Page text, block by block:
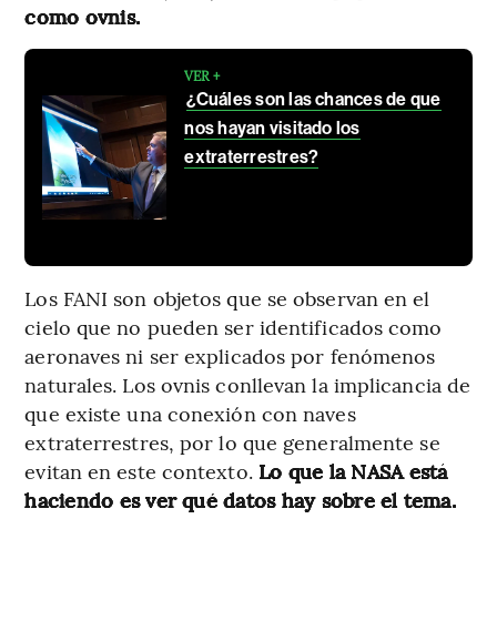
como ovnis.
VER +
¿Cuáles son las chances de que
nos hayan visitado los
extraterrestres?
Los FANI son objetos que se observan en el
cielo que no pueden ser identificados como
aeronaves ni ser explicados por fenómenos
naturales. Los ovnis conllevan la implicancia de
que existe una conexión con naves
extraterrestres, por lo que generalmente se
evitan en este contexto. Lo que la NASA está
haciendo es ver qué datos hay sobre el tema.